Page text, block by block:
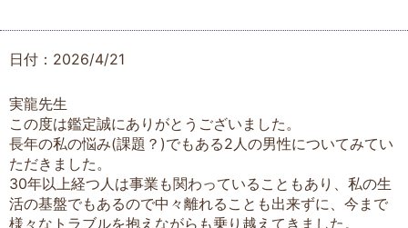
日付：2026/4/21
実龍先生
この度は鑑定誠にありがとうございました。
長年の私の悩み(課題？)でもある2人の男性についてみてい
ただきました。
30年以上経つ人は事業も関わっていることもあり、私の生
活の基盤でもあるので中々離れることも出来ずに、今まで
様々なトラブルを抱えながらも乗り越えてきました。